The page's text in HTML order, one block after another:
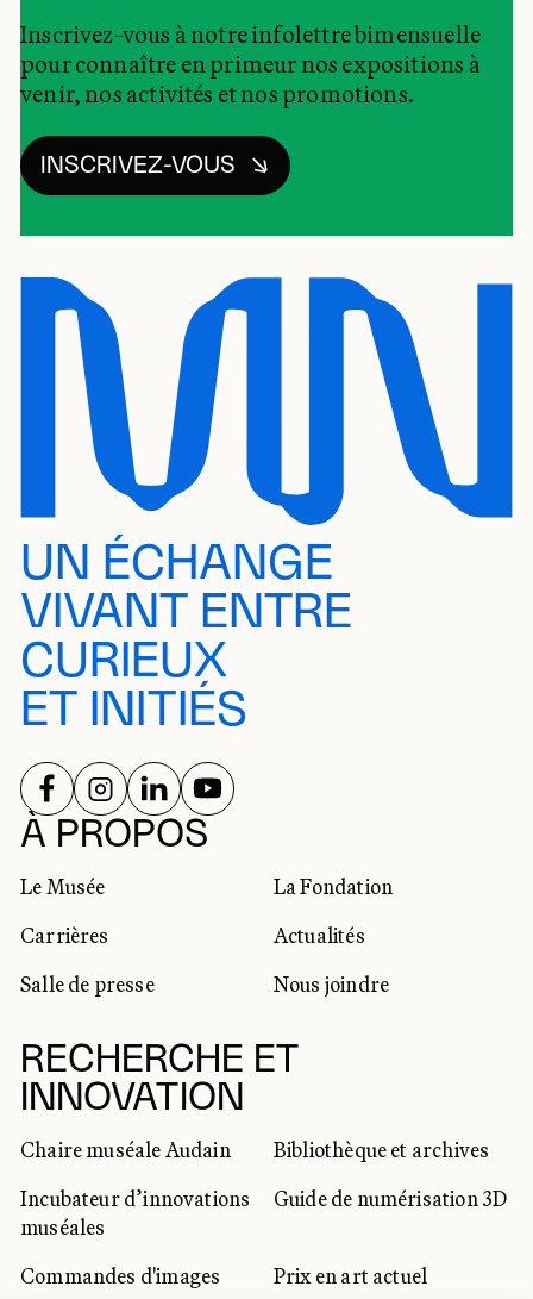
Inscrivez-vous à notre infolettre bimensuelle
pour connaître en primeur nos expositions à
venir, nos activités et nos promotions.
INSCRIVEZ-VOUS
UN ÉCHANGE
VIVANT ENTRE
CURIEUX
ET INITIÉS
À PROPOS
Le Musée
La Fondation
Carrières
Actualités
Salle de presse
Nous joindre
RECHERCHE ET
INNOVATION
Chaire muséale Audain
Bibliothèque et archives
Incubateur d’innovations
muséales
Guide de numérisation 3D
Commandes d'images Prix en art actuel
RÉSEAUX SOCIAUX
SUIVEZ-NOUS SUR
SUIVEZ-NOUS SUR
SUIVEZ-NOUS SUR
SUIVEZ-NOUS SUR